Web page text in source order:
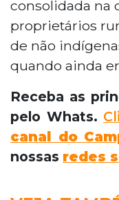
consolidada na
proprietários
de não
quando ainda
Receba as
pelo Whats.
canal do
nossas redes